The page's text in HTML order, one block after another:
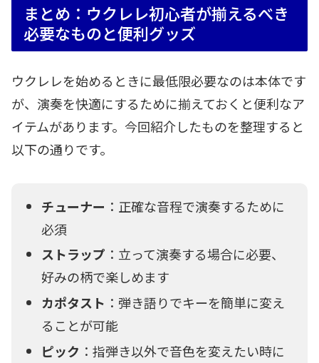
まとめ：ウクレレ初心者が揃えるべき
必要なものと便利グッズ
ウクレレを始めるときに最低限必要なのは本体です
が、演奏を快適にするために揃えておくと便利なア
イテムがあります。今回紹介したものを整理すると
以下の通りです。
チューナー ：正確な音程で演奏するために
必須
ストラップ ：立って演奏する場合に必要、
好みの柄で楽しめます
カポタスト ：弾き語りでキーを簡単に変え
ることが可能
ピック ：指弾き以外で音色を変えたい時に